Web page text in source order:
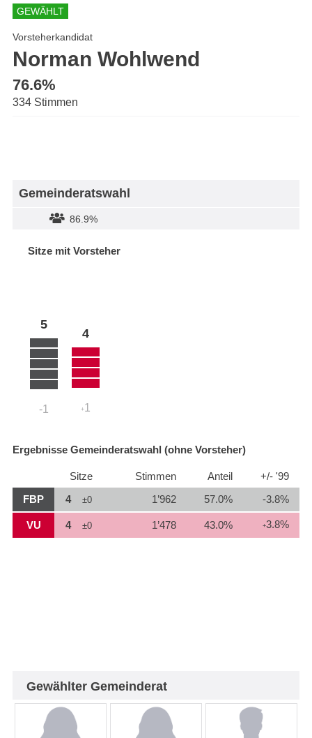
GEWÄHLT
Vorsteherkandidat
Norman Wohlwend
76.6%
334 Stimmen
Gemeinderatswahl
86.9%
Sitze mit Vorsteher
5
-1
4
+1
Ergebnisse Gemeinderatswahl (ohne Vorsteher)
Sitze Stimmen Anteil
+/- '99
FBP
4 ±0 1’962 57.0% -3.8%
VU 4 ±0 1’478 43.0% +3.8%
Gewählter Gemeinderat